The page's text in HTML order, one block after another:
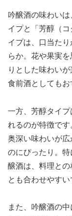
吟醸酒の味わい
イプと「芳醇（
イプは、口当た
らか。花や果実
りとした味わい
食前酒としてもお
一方、芳醇タイ
れるのが特徴で
奥深い味わいが
のにぴったり。
醸酒は、料理と
とも合わせやすい
また、吟醸酒の